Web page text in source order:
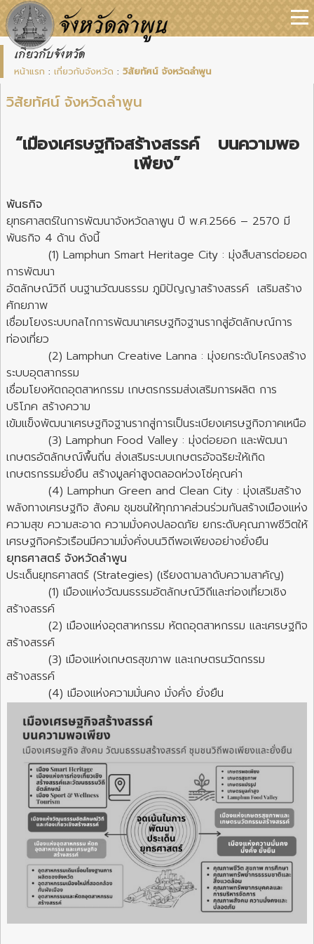
เกี่ยวกับจังหวัด
หน้าแรก : เกี่ยวกับจังหวัด : วิสัยทัศน์ จังหวัดลำพูน
วิสัยทัศน์ จังหวัดลำพูน
“เมืองเศรษฐกิจสร้างสรรค์ บนความพอ
เพียง”
พันธกิจ
ยุทธศาสตร์ในการพัฒนาจังหวัดลาพูน ปี พ.ศ.2566 – 2570 มี
พันธกิจ 4 ด้าน ดังนี้
(1) Lamphun Smart Heritage City : มุ่งสืบสารต่อยอด
การพัฒนา
อัตลักษณ์วิถี บนฐานวัฒนธรรม ภูมิปัญญาสร้างสรรค์ เสริมสร้าง
ศักยภาพ
เชื่อมโยงระบบกลไกการพัฒนาเศรษฐกิจฐานรากสู่อัตลักษณ์การ
ท่องเที่ยว
(2) Lamphun Creative Lanna : มุ่งยกระดับโครงสร้าง
ระบบอุตสากรรม
เชื่อมโยงหัตถอุตสาหกรรม เกษตรกรรมส่งเสริมการผลิต การ
บริโภค สร้างความ
เข้มแข็งพัฒนาเศรษฐกิจฐานรากสู่การเป็นระเบียงเศรษฐกิจภาคเหนือ
(3) Lamphun Food Valley : มุ่งต่อยอก และพัฒนา
เกษตรอัตลักษณ์พื้นถิ่น ส่งเสริมระบบเกษตรอัจฉริยะให้เกิด
เกษตรกรรมยั่งยืน สร้างมูลค่าสูงตลอดห่วงโซ่คุณค่า
(4) Lamphun Green and Clean City : มุ่งเสริมสร้าง
พลังทางเศรษฐกิจ สังคม ชุมชนให้ทุกภาคส่วนร่วมกันสร้างเมืองแห่ง
ความสุข ความสะอาด ความมั่งคงปลอดภัย ยกระดับคุณภาพชีวิตให้
เศรษฐกิจครัวเรือนมีความมั่งคั่งบนวิถีพอเพียงอย่างยั่งยืน
ยุทธศาสตร์ จังหวัดลำพูน
ประเด็นยุทธศาสตร์ (Strategies) (เรียงตามลาดับความสาคัญ)
(1) เมืองแห่งวัฒนธรรมอัตลักษณ์วิถีและท่องเที่ยวเชิง
สร้างสรรค์
(2) เมืองแห่งอุตสาหกรรม หัตถอุตสาหกรรม และเศรษฐกิจ
สร้างสรรค์
(3) เมืองแห่งเกษตรสุขภาพ และเกษตรนวัตกรรม
สร้างสรรค์
(4) เมืองแห่งความมั่นคง มั่งคั่ง ยั่งยืน